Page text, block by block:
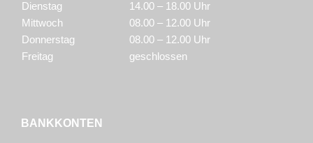
Dienstag
14.00 – 18.00 Uhr
Mittwoch
08.00 – 12.00 Uhr
Donnerstag
08.00 – 12.00 Uhr
Freitag
geschlossen
BANKKONTEN